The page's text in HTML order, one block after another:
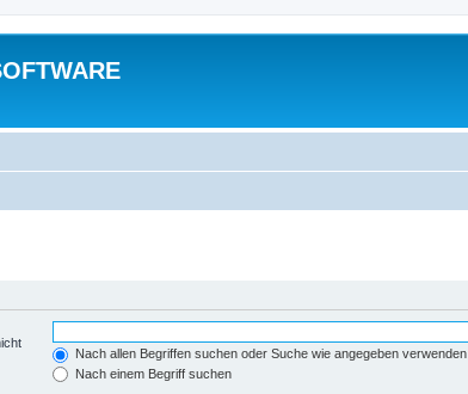
Nach allen Begriffen suchen oder Suche wie angegeben verwenden
Nach einem Begriff suchen